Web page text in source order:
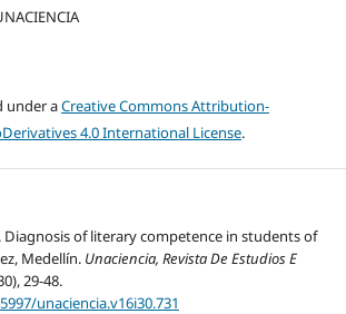
under aCreative Commons Attribution-
4.0 International License.
Diagnosis of literary competence in students of
Medellín. Unaciencia, Revista De Estudios E
29-48.
unaciencia.v16i30.731